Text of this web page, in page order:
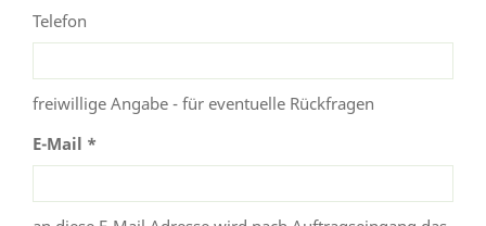
Telefon
freiwillige Angabe - für eventuelle Rückfragen
E-Mail *